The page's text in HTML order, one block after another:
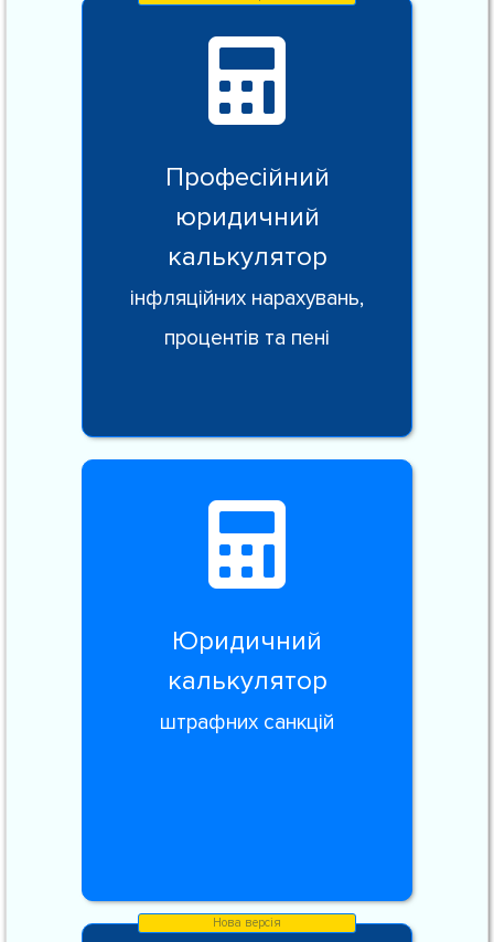
Професійний
юридичний
калькулятор
інфляційних нарахувань,
процентів та пені
Юридичний
калькулятор
штрафних санкцій